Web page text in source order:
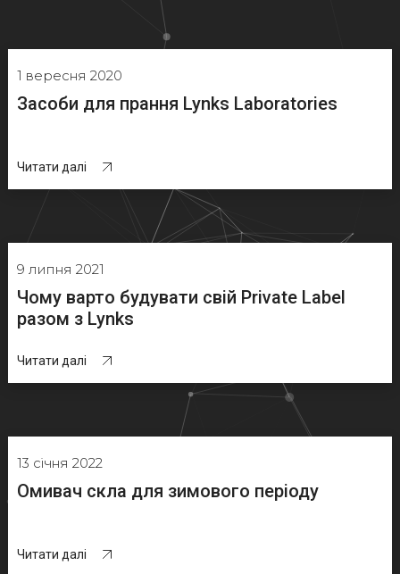
1 вересня 2020
Засоби для прання Lynks Laboratories
Читати далі
9 липня 2021
Чому варто будувати свій Private Label
разом з Lynks
Читати далі
13 січня 2022
Омивач скла для зимового періоду
Читати далі